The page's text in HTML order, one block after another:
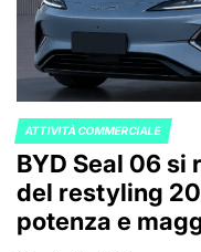
POSTED
IN
ATTIVITÀ COMMERCIALE
BYD Seal 06 si
del restyling
potenza e